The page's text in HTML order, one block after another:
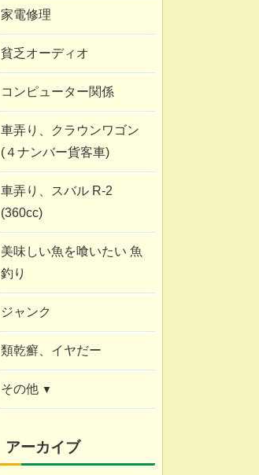
家電修理
貧乏オーディオ
コンピューター関係
車弄り、クラウンワゴン
(４ナンバー貨客車)
車弄り、スバル R-2
(360cc)
美味しい魚を喰いたい 魚
釣り
ジャンク
類乾癬、イヤだー
その他
近況報告
アーカイブ